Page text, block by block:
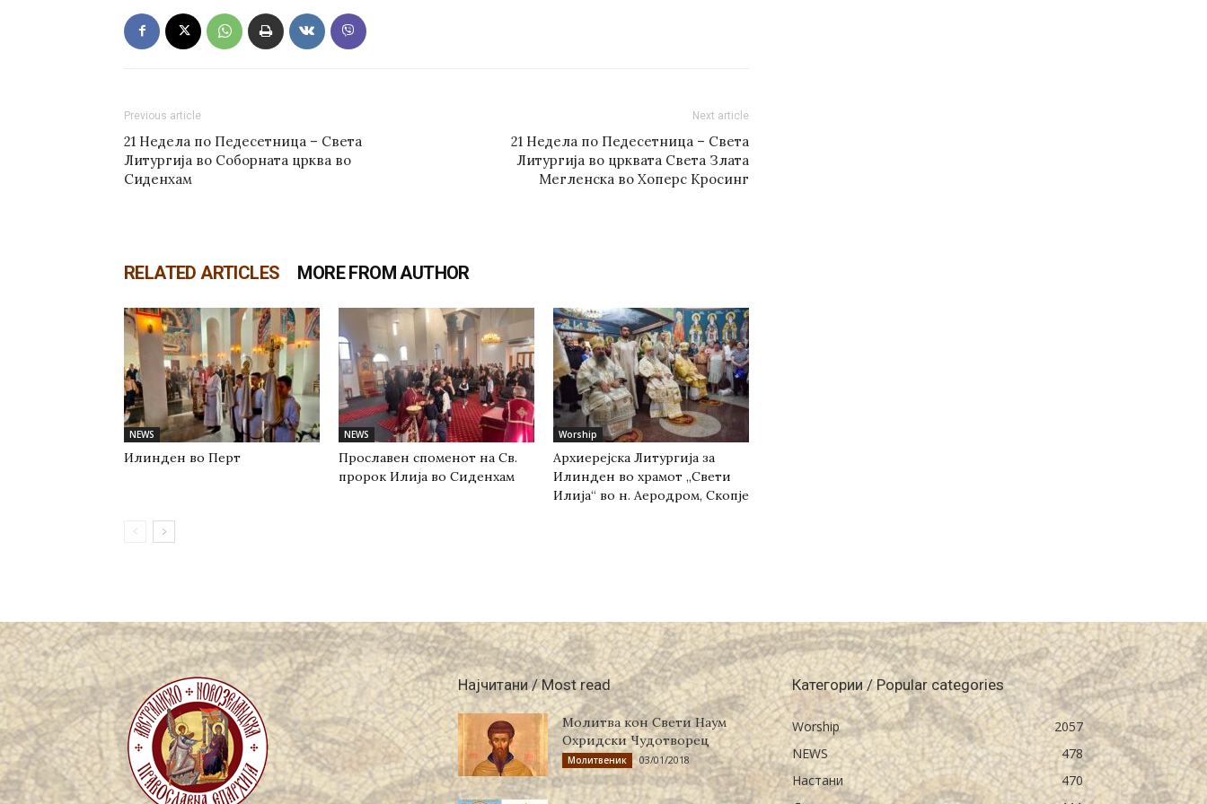
Previous article
21 Недела по Педесетница – Света
Литургија во Соборната црква во
Сиденхам
Next article
21 Недела по Педесетница – Света
Литургија во црквата Света Злата
Мегленска во Хоперс Кросинг
RELATED ARTICLES MORE FROM AUTHOR
NEWS
Илинден во Перт
NEWS
Прославен споменот на Св.
пророк Илија во Сиденхам
Worship
Архиерејска Литургија за
Илинден во храмот „Свети
Илија“ во н. Аеродром, Скопје
Најчитани / Most read
Молитва кон Свети Наум
Охридски Чудотворец
Молитвеник 03/01/2018
Категории / Popular categories
Worship
2057
NEWS
478
Настани
470